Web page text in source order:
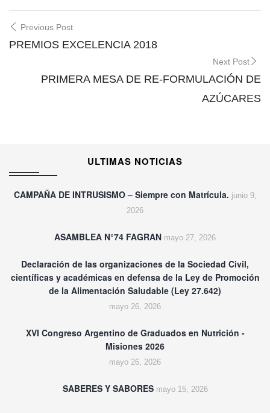
Post
navigation
Previous Post
PREMIOS EXCELENCIA 2018
Next Post
PRIMERA MESA DE RE-FORMULACIÓN DE
AZÚCARES
ULTIMAS NOTICIAS
CAMPAÑA DE INTRUSISMO – Siempre con Matrícula. junio 9,
2026
ASAMBLEA N°74 FAGRAN mayo 27, 2026
Declaración de las organizaciones de la Sociedad Civil,
científicas y académicas en defensa de la Ley de Promoción
de la Alimentación Saludable (Ley 27.642)
mayo 26, 2026
XVI Congreso Argentino de Graduados en Nutrición -
Misiones 2026
mayo 26, 2026
SABERES Y SABORES mayo 15, 2026